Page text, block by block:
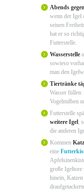
Abends
wenn der Igel
seinen
hat er so
Futterstelle.
Wasserstelle
sowieso
man den
Tiertränke
Wasser füllen:
Vogelmilben
Futterstelle
weitere Igel,
die anderen
Kommen
eine
große Igeltore
hinein,